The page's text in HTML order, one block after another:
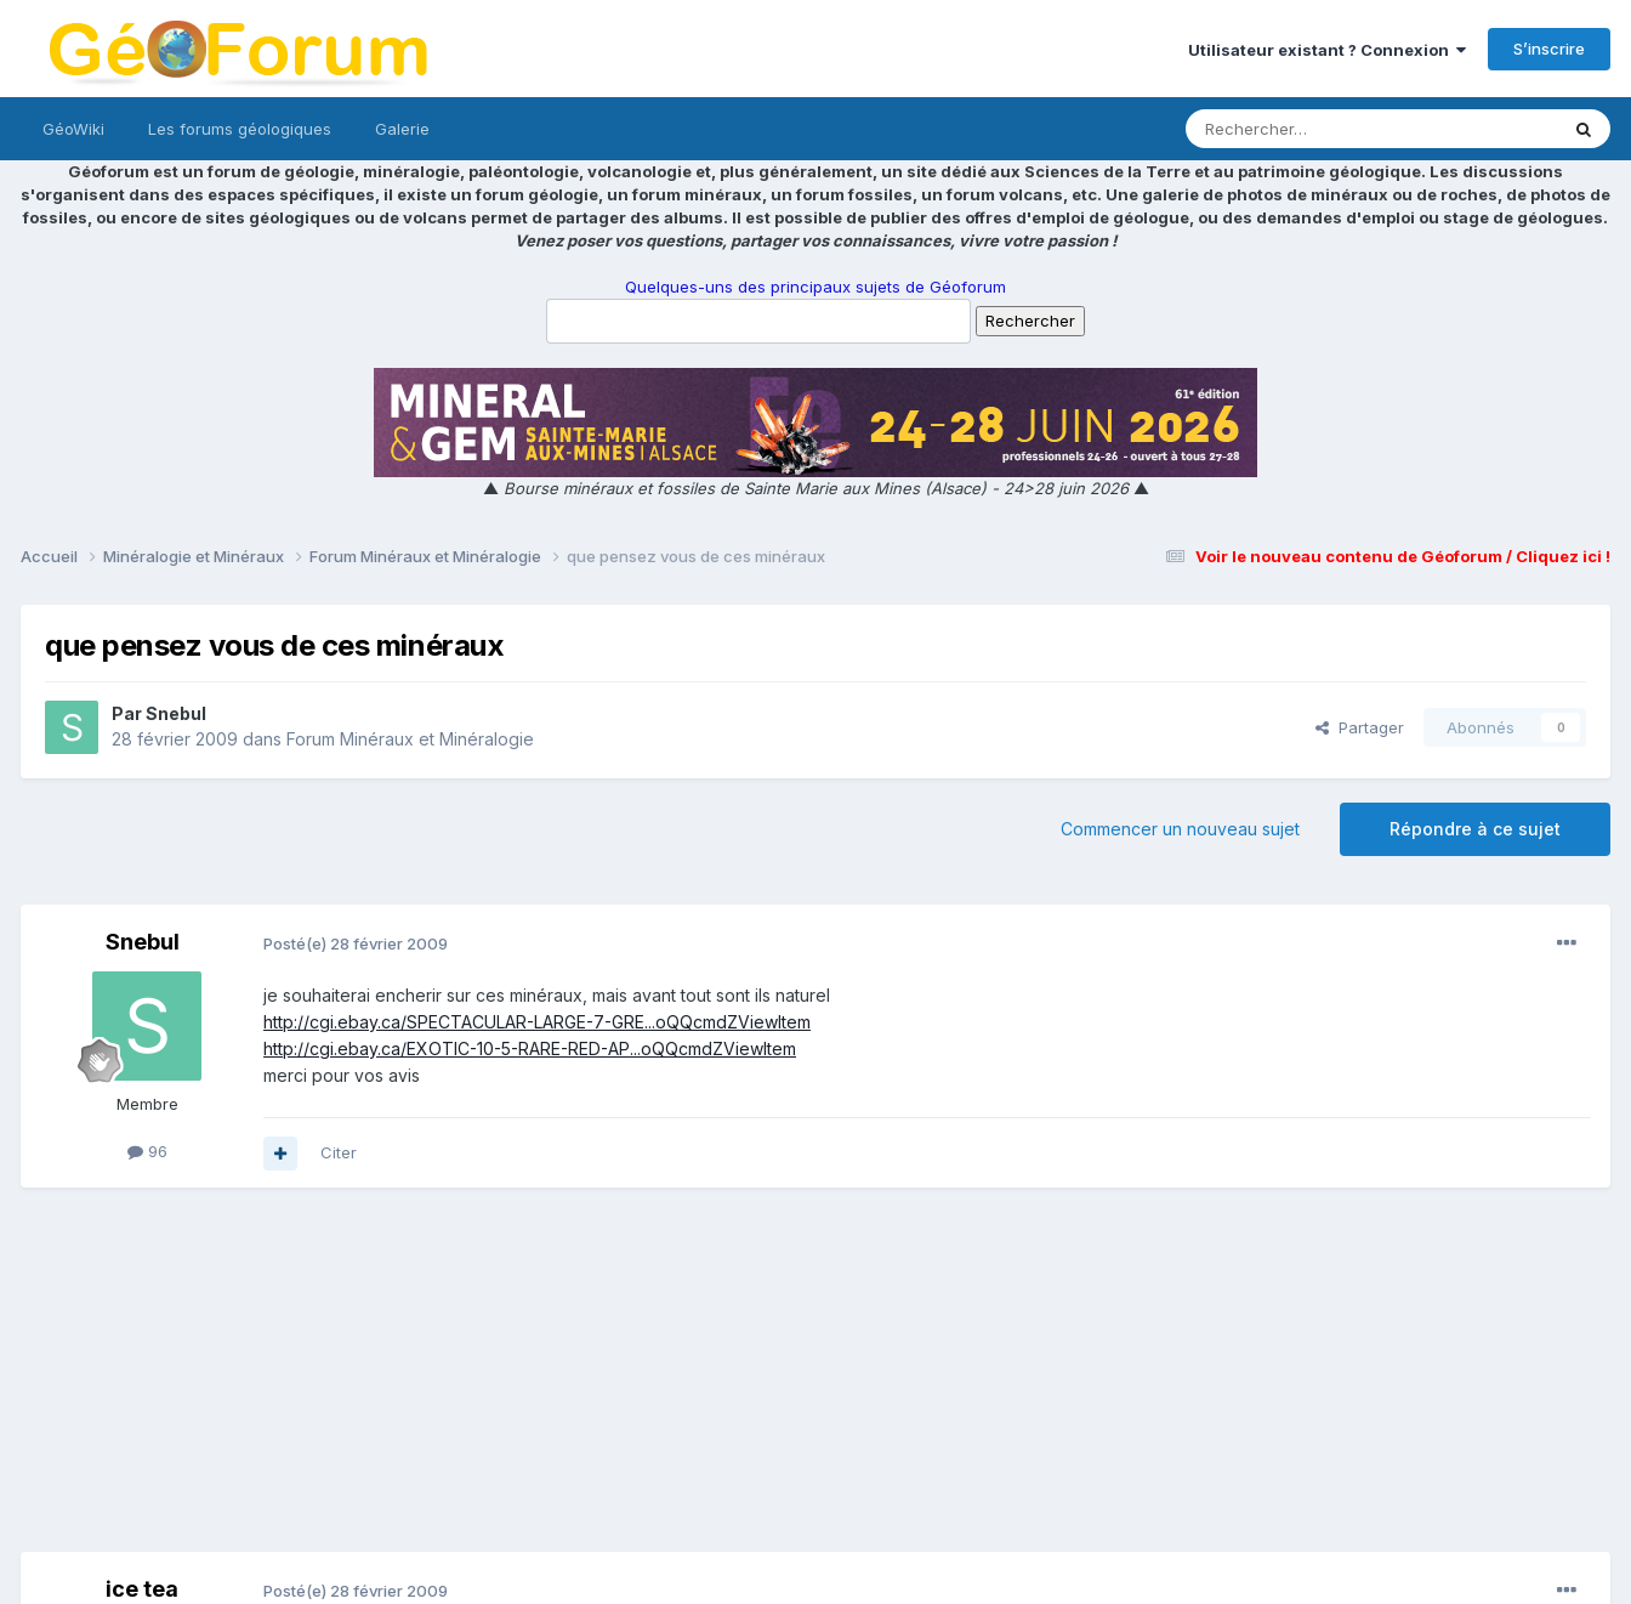
Utilisateur existant ? Connexion S’inscrire
GéoWiki Les forums géologiques Galerie
Géoforum est un forum de géologie, minéralogie, paléontologie, volcanologie et, plus généralement, un site dédié aux Sciences de la Terre et au patrimoine géologique. Les discussions
s'organisent dans des espaces spécifiques, il existe un forum géologie, un forum minéraux, un forum fossiles, un forum volcans, etc. Une galerie de photos de minéraux ou de roches, de photos de
fossiles, ou encore de sites géologiques ou de volcans permet de partager des albums. Il est possible de publier des offres d'emploi de géologue, ou des demandes d'emploi ou stage de géologues.
Venez poser vos questions, partager vos connaissances, vivre votre passion !
Quelques-uns des principaux sujets de Géoforum
▲ Bourse minéraux et fossiles de Sainte Marie aux Mines (Alsace) - 24>28 juin 2026▲
Voir le nouveau contenu de Géoforum / Cliquez ici !
Accueil Minéralogie et Minéraux Forum Minéraux et Minéralogie que pensez vous de ces minéraux
que pensez vous de ces minéraux
ParSnebul
28 février 2009 dans Forum Minéraux et Minéralogie
Partager Abonnés 0
Répondre à ce sujet
Commencer un nouveau sujet
Snebul
Membre
96
Posté(e) 28 février 2009
je souhaiterai encherir sur ces minéraux, mais avant tout sont ils naturel
http://cgi.ebay.ca/SPECTACULAR-LARGE-7-GRE...oQQcmdZViewItem
http://cgi.ebay.ca/EXOTIC-10-5-RARE-RED-AP...oQQcmdZViewItem
merci pour vos avis
Citer
ice tea Posté(e) 28 février 2009